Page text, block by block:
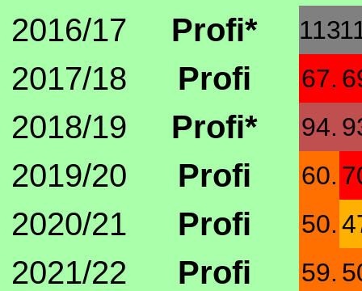
2016/17
Profi* 113.
2017/18 Profi 67.
2018/19 Profi* 94.
2019/20 Profi 60.
2020/21 Profi 50.
2021/22 Profi 59.